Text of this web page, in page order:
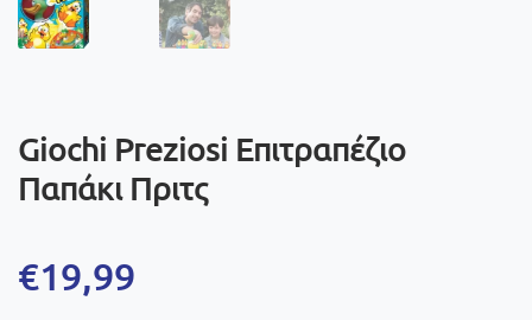
Giochi Preziosi Επιτραπέζιο
Παπάκι Πριτς
€19,99